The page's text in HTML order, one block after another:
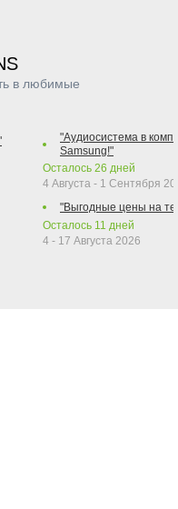
в любимые
"Аудиосистема в
Samsung!"
Осталось 26 дней
4 Августа - 1 Сентября
"Выгодные цены на
Осталось 11 дней
4 - 17 Августа 2026